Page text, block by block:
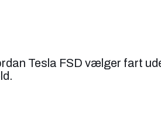
Tesla FSD vælger fart